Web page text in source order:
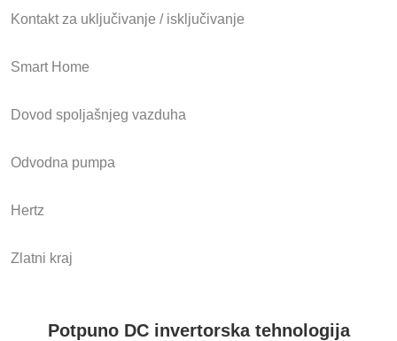
Kontakt za uključivanje / isključivanje
Smart Home
Dovod spoljašnjeg vazduha
Odvodna pumpa
Hertz
Zlatni kraj
Potpuno DC invertorska tehnologija